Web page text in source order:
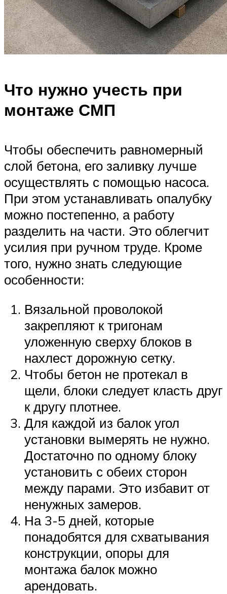
Что нужно учесть при
монтаже СМП
Чтобы обеспечить равномерный
слой бетона, его заливку лучше
осуществлять с помощью насоса.
При этом устанавливать опалубку
можно постепенно, а работу
разделить на части. Это облегчит
усилия при ручном труде. Кроме
того, нужно знать следующие
особенности:
Вязальной проволокой
закрепляют к тригонам
уложенную сверху блоков в
нахлест дорожную сетку.
Чтобы бетон не протекал в
щели, блоки следует класть друг
к другу плотнее.
Для каждой из балок угол
установки вымерять не нужно.
Достаточно по одному блоку
установить с обеих сторон
между парами. Это избавит от
ненужных замеров.
На 3-5 дней, которые
понадобятся для схватывания
конструкции, опоры для
монтажа балок можно
арендовать.